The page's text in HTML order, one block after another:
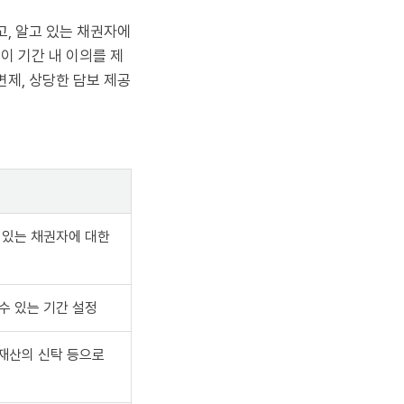
, 알고 있는 채권자에
기간 내 이의를 제
제, 상당한 담보 제공
는 채권자에 대한
있는 기간 설정
산의 신탁 등으로